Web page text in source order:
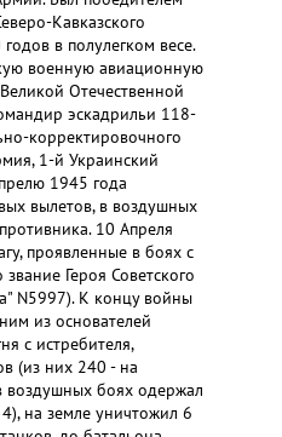
Кавказского
в полулегком весе.
военную авиационную
Отечественной
эскадрильи 118-
корректировочного
1-й Украинский
1945 года
вылетов, в воздушных
10 Апреля
проявленные в боях с
Героя Советского
N5997). К концу войны
из основателей
с истребителя,
(из них 240 - на
воздушных боях одержал
на земле уничтожил 6